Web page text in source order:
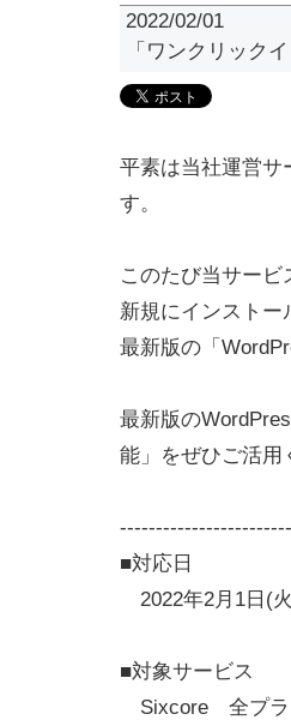
2022/02/01
「ワンクリック
平素は当社運営サ
す。
このたび当サー
新規にインストー
最新版の「
最新版の
能」をぜひご活用
■対応日
2022年2月1日(
■対象サービス
Sixcore 全プラ